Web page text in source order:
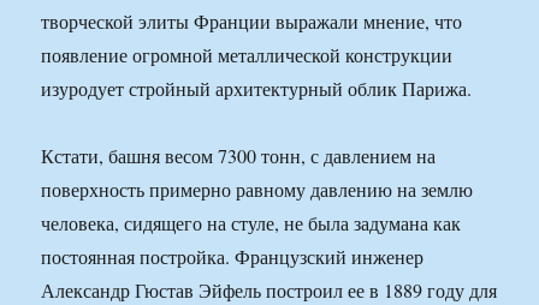
творческой элиты Франции выражали мнение, что
появление огромной металлической конструкции
изуродует стройный архитектурный облик Парижа.
Кстати, башня весом 7300 тонн, с давлением на
поверхность примерно равному давлению на землю
человека, сидящего на стуле, не была задумана как
постоянная постройка. Французский инженер
Александр Гюстав Эйфель построил ее в 1889 году для